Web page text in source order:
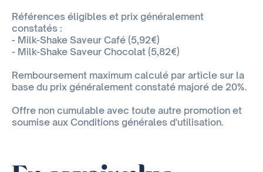
Références éligibles et prix généralement
constatés :
- Milk-Shake Saveur Café (5,92€)
- Milk-Shake Saveur Chocolat (5,82€)
Remboursement maximum calculé par article sur la
base du prix généralement constaté majoré de 20%.
Offre non cumulable avec toute autre promotion et
soumise aux Conditions générales d'utilisation.